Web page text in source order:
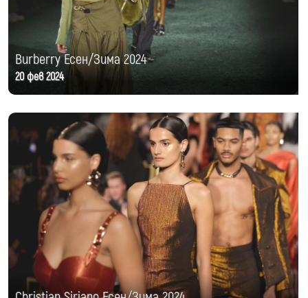
Burberry Есен/Зима 2024
20 фев 2024